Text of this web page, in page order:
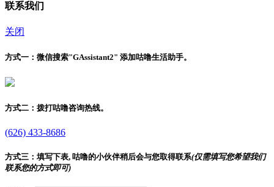
联系我们
关闭
方式一： 微信搜索"GAssistant2" 添加咕噜生活助手。
方式二： 拨打咕噜咨询热线。
(626) 433-8686
方式三： 填写下表, 咕噜的小伙伴稍后会与您取得联系(仅需填写您希望我们
联系您的方式即可)